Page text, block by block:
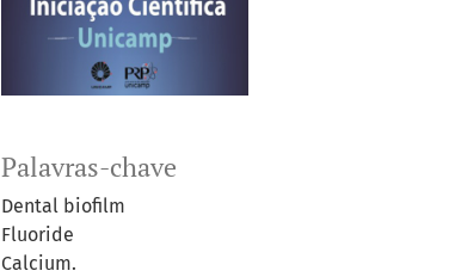
Palavras-chave
Dental biofilm
Fluoride
Calcium.